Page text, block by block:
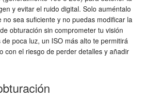
y evitar el ruido digital. Solo auméntalo
no sea suficiente y no puedas modificar la
obturación sin comprometer tu visión
poca luz, un ISO más alto te permitirá
con el riesgo de perder detalles y añadir